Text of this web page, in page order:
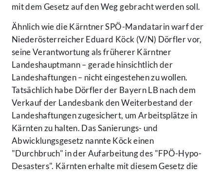
mit dem Gesetz auf den Weg gebracht werden soll.
Ähnlich wie die Kärntner SPÖ-Mandatarin warf der
Niederösterreicher Eduard Köck (V/N) Dörfler vor,
seine Verantwortung als früherer Kärntner
Landeshauptmann – gerade hinsichtlich der
Landeshaftungen – nicht eingestehen zu wollen.
Tatsächlich habe Dörfler der Bayern LB nach dem
Verkauf der Landesbank den Weiterbestand der
Landeshaftungen zugesichert, um Arbeitsplätze in
Kärnten zu halten. Das Sanierungs- und
Abwicklungsgesetz nannte Köck einen
"Durchbruch" in der Aufarbeitung des "FPÖ-Hypo-
Desasters". Kärnten erhalte mit diesem Gesetz die